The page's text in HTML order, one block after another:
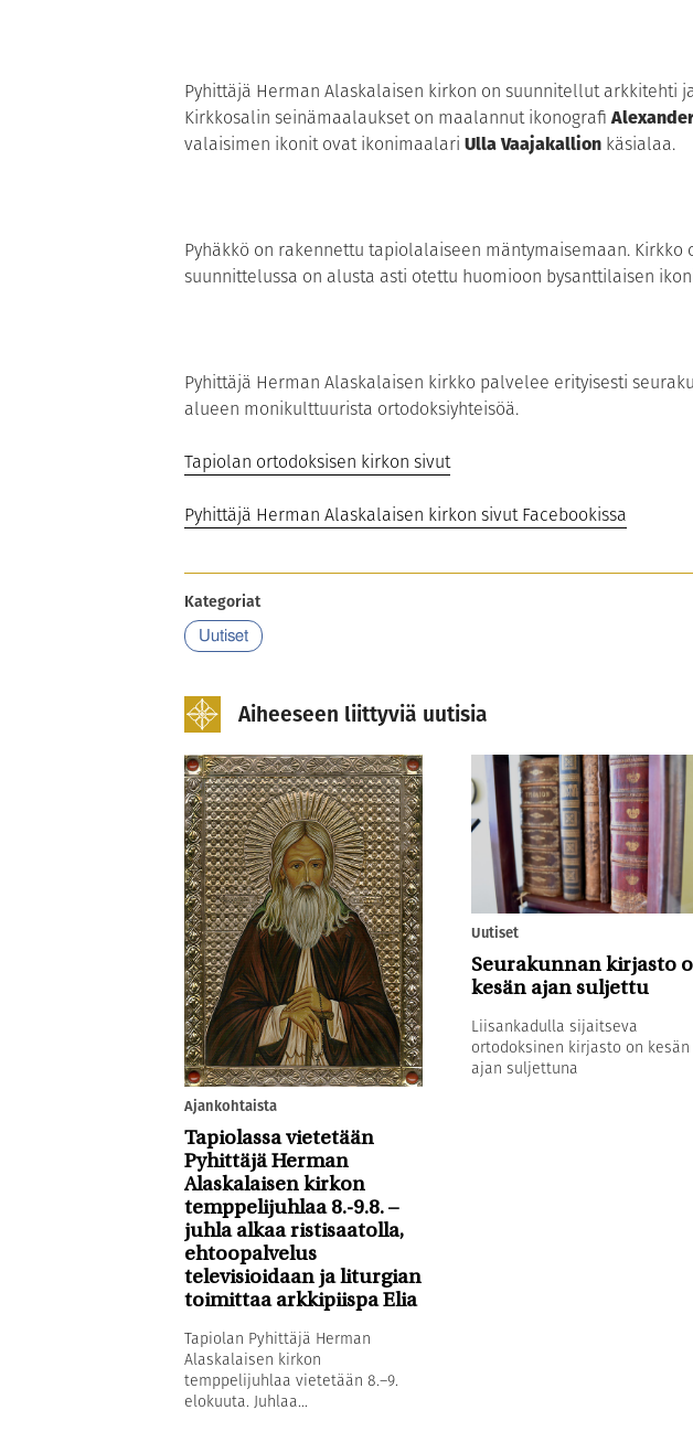
Pyhittäjä Herman Alaskalaisen kirkon on suunnitellut arkkitehti
Kirkkosalin seinämaalaukset on maalannut ikonografi
valaisimen ikonit ovat ikonimaalari Ulla Vaajakallion käsialaa.
Pyhäkkö on rakennettu tapiolalaiseen mäntymaisemaan. Kirkko
suunnittelussa on alusta asti otettu huomioon bysanttilaisen
Pyhittäjä Herman Alaskalaisen kirkko palvelee erityisesti
alueen monikulttuurista ortodoksiyhteisöä.
Tapiolan ortodoksisen kirkon sivut
Pyhittäjä Herman Alaskalaisen kirkon sivut Facebookissa
Kategoriat
Uutiset
Aiheeseen liittyviä uutisia
Ajankohtaista
Tapiolassa vietetään
Pyhittäjä Herman
Alaskalaisen kirkon
temppelijuhlaa 8.-9.8. –
juhla alkaa ristisaatolla,
ehtoopalvelus
televisioidaan ja liturgian
toimittaa arkkipiispa Elia
Tapiolan Pyhittäjä Herman
Alaskalaisen kirkon
temppelijuhlaa vietetään 8.–9.
elokuuta. Juhlaa...
Uutiset
Seurakunnan kirjasto
kesän ajan suljettu
Liisankadulla sijaitseva
ortodoksinen kirjasto on kesän
ajan suljettuna